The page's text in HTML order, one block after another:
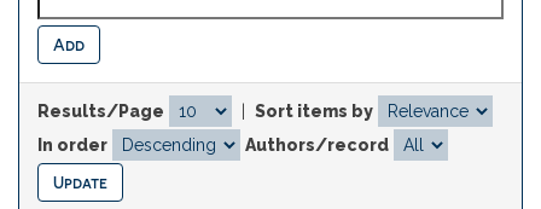
Results/Page
Sort items by
In order
Authors/record